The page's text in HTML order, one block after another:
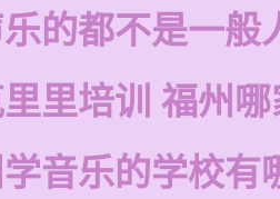
的都不是一般
里培训 福州
音乐的学校有